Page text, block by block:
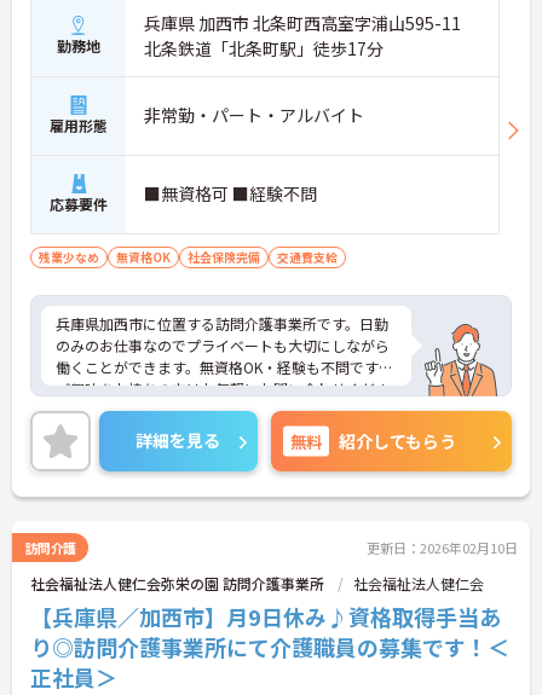
ことができ、現場の介助業務にとどまらず、施設運
営や人材育成の視点を養うことで、将来のエリアマ
・定年70歳、再雇用75歳までという業界屈指の制度
があり、20代から60代まで幅広い年代が活躍してい
ます。年間休日も114日確保されているため、無理
なく長期的なキャリアを築いていただけます。
・全施設がバリアフリー設計かつ最新設備を備えて
おり、清潔感にあふれた美しい環境です。ハード面
に加え、ソフト面でも「献立の事前決定・レシピ完
備」により現場の負担が大幅に軽減されています。
っても身体的負担が少なく、高いモチベーションを
保って業務に集中できます。
勤務地
兵庫県 加西市 北条町西高室字浦山595-11
北条鉄道「北条町駅」徒歩17分
雇用形態 非常勤・パート・アルバイト
応募要件 ■無資格可 ■経験不問
残業少なめ 無資格OK 社会保険完備 交通費支給
兵庫県加西市に位置する訪問介護事業所です。日勤
のみのお仕事なのでプライベートも大切にしながら
働くことができます。無資格OK・経験も不問です！
ご興味をお持ちの方はお気軽にお問い合わせくださ
い。
詳細を見る 無料 紹介してもらう
訪問介護 更新日：2026年02月10日
社会福祉法人健仁会弥栄の園 訪問介護事業所 社会福祉法人健仁会
【兵庫県／加西市】月9日休み♪資格取得手当あ
り◎訪問介護事業所にて介護職員の募集です！＜
正社員＞